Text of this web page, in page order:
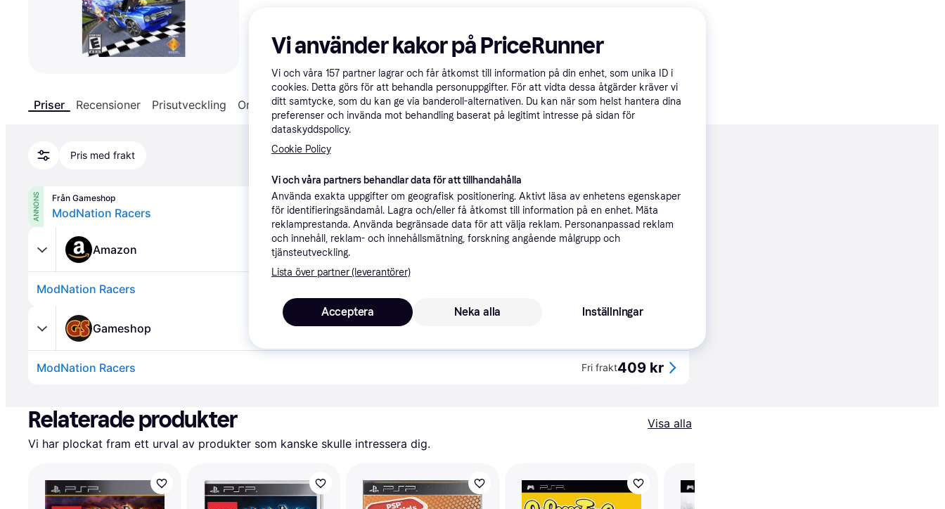
Priser Recensioner Prisutveckling Om produkten Specifikationer
Pris med frakt
ANNONS Från Gameshop
ModNation Racers Fri frakt409 kr
Amazon
ModNation Racers
Gameshop
ModNation Racers Fri frakt409 kr
Relaterade produkter
Visa alla
Vi har plockat fram ett urval av produkter som kanske skulle intressera dig.
Vi använder kakor på PriceRunner
Vi och våra 157 partner lagrar och får åtkomst till information på din enhet, som unika ID i
cookies. Detta görs för att behandla personuppgifter. För att vidta dessa åtgärder kräver vi
ditt samtycke, som du kan ge via banderoll-alternativen. Du kan när som helst hantera dina
preferenser och invända mot behandling baserat på legitimt intresse på sidan för
dataskyddspolicy.
Cookie Policy
Vi och våra partners behandlar data för att tillhandahålla
Använda exakta uppgifter om geografisk positionering. Aktivt läsa av enhetens egenskaper
för identifieringsändamål. Lagra och/eller få åtkomst till information på en enhet. Mäta
reklamprestanda. Använda begränsade data för att välja reklam. Personanpassad reklam
och innehåll, reklam- och innehållsmätning, forskning angående målgrupp och
tjänsteutveckling.
Lista över partner (leverantörer)
Neka alla
Acceptera Inställningar